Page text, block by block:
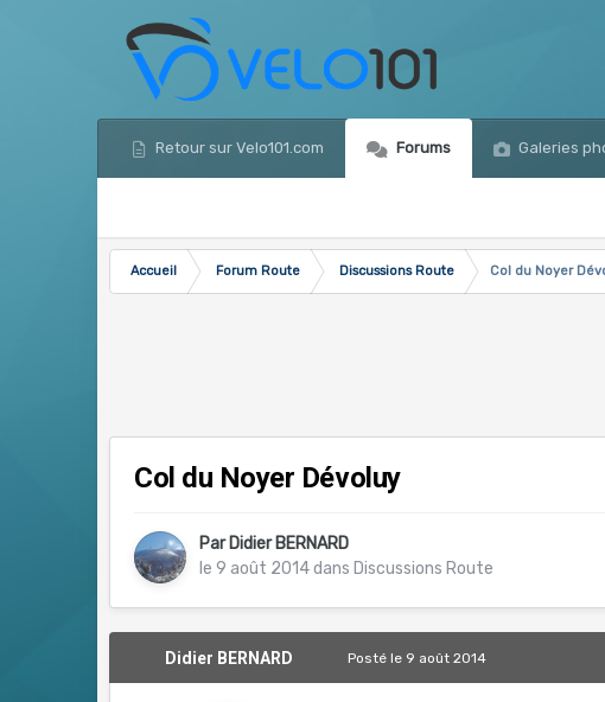
Retour sur Velo101.com Forums Galeries
Accueil Forum Route Discussions Route
Col du Noyer
Col du Noyer Dévoluy
Par Didier BERNARD
le 9 août 2014dans Discussions Route
Didier BERNARD Postéle 9 août 2014